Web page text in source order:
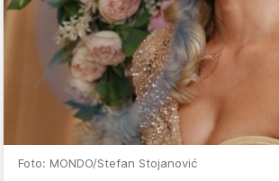
Foto: MONDO/Stefan Stojanović